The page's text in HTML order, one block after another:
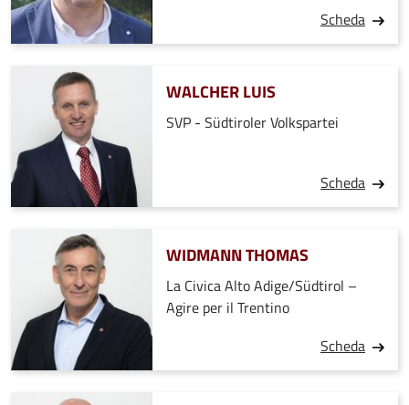
Scheda
WALCHER LUIS
SVP - Südtiroler Volkspartei
Scheda
WIDMANN THOMAS
La Civica Alto Adige/Südtirol –
Agire per il Trentino
Scheda